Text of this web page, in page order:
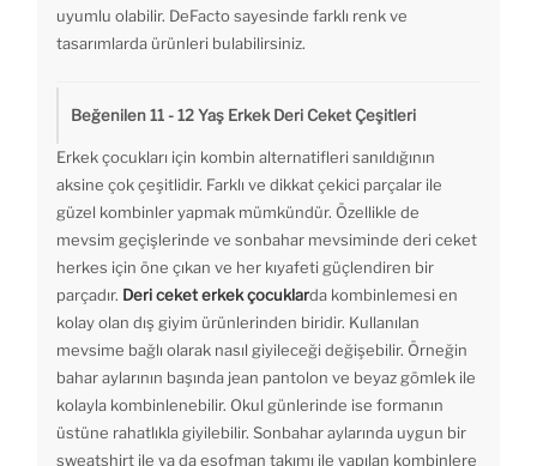
uyumlu olabilir. DeFacto sayesinde farklı renk ve
tasarımlarda ürünleri bulabilirsiniz.
Beğenilen 11 - 12 Yaş Erkek Deri Ceket Çeşitleri
Erkek çocukları için kombin alternatifleri sanıldığının
aksine çok çeşitlidir. Farklı ve dikkat çekici parçalar ile
güzel kombinler yapmak mümkündür. Özellikle de
mevsim geçişlerinde ve sonbahar mevsiminde deri ceket
herkes için öne çıkan ve her kıyafeti güçlendiren bir
parçadır. Deri ceket erkek çocuklarda kombinlemesi en
kolay olan dış giyim ürünlerinden biridir. Kullanılan
mevsime bağlı olarak nasıl giyileceği değişebilir. Örneğin
bahar aylarının başında jean pantolon ve beyaz gömlek ile
kolayla kombinlenebilir. Okul günlerinde ise formanın
üstüne rahatlıkla giyilebilir. Sonbahar aylarında uygun bir
sweatshirt ile ya da eşofman takımı ile yapılan kombinlere